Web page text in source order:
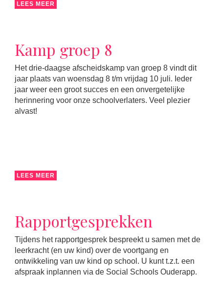
LEES MEER
Kamp groep 8
Het drie-daagse afscheidskamp van groep 8 vindt dit
jaar plaats van woensdag 8 t/m vrijdag 10 juli. Ieder
jaar weer een groot succes en een onvergetelijke
herinnering voor onze schoolverlaters. Veel plezier
alvast!
LEES MEER
Rapportgesprekken
Tijdens het rapportgesprek bespreekt u samen met de
leerkracht (en uw kind) over de voortgang en
ontwikkeling van uw kind op school. U kunt t.z.t. een
afspraak inplannen via de Social Schools Ouderapp.